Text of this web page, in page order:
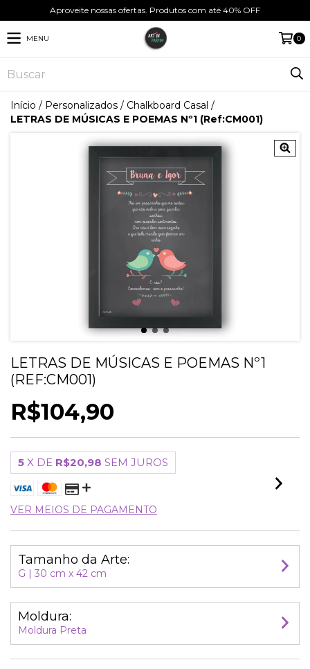
Aproveite nossas ofertas. Produtos com até 40% OFF
MENU 0
Início / Personalizados / Chalkboard Casal /
LETRAS DE MÚSICAS E POEMAS Nº1 (Ref:CM001)
LETRAS DE MÚSICAS E POEMAS Nº1
(REF:CM001)
R$104,90
5 X DE R$20,98 SEM JUROS
VER MEIOS DE PAGAMENTO
Tamanho da Arte:
G | 30 cm x 42 cm
Moldura:
Moldura Preta